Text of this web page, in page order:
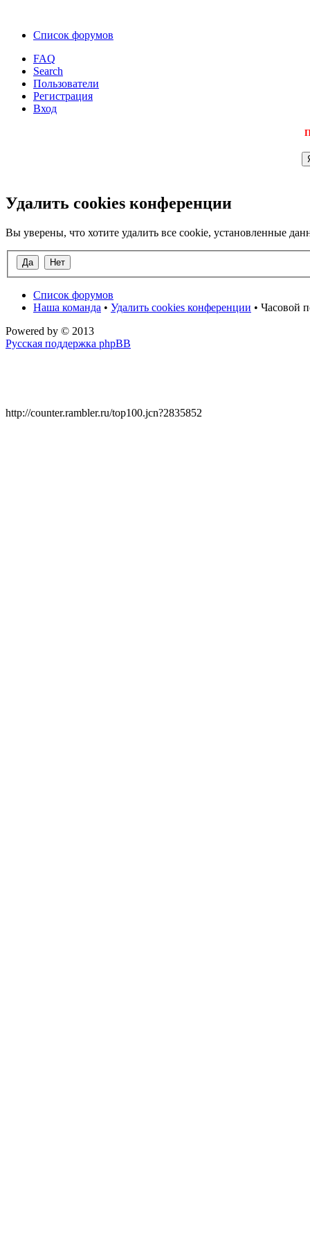
Список форумов
FAQ
Search
Пользователи
Регистрация
Вход
Удалить cookies конференции
Вы уверены, что хотите удалить все cookie, установленные
Список форумов
Наша команда • Удалить cookies конференции • Часовой
Powered by © 2013
Русская поддержка phpBB
http://counter.rambler.ru/top100.jcn?2835852